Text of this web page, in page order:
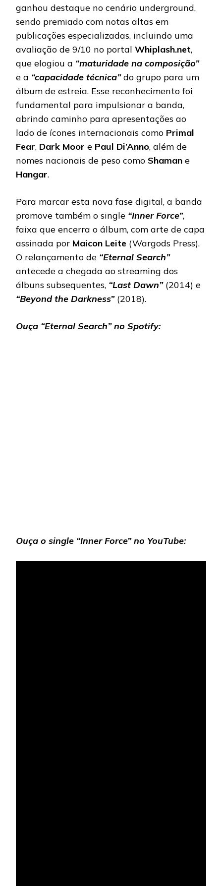
ganhou destaque no cenário underground,
sendo premiado com notas altas em
publicações especializadas, incluindo uma
avaliação de 9/10 no portal Whiplash.net,
que elogiou a “maturidade na composição”
e a “capacidade técnica”do grupo para um
álbum de estreia. Esse reconhecimento foi
fundamental para impulsionar a banda,
abrindo caminho para apresentações ao
lado de ícones internacionais como Primal
Fear, Dark Moor e Paul Di’Anno, além de
nomes nacionais de peso como Shaman e
Hangar.
Para marcar esta nova fase digital, a banda
promove também o single “Inner Force”,
faixa que encerra o álbum, com arte de capa
assinada por Maicon Leite (Wargods Press).
O relançamento de “Eternal Search”
antecede a chegada ao streaming dos
álbuns subsequentes, “Last Dawn”(2014) e
“Beyond the Darkness”(2018).
Ouça “Eternal Search” no Spotify:
Ouça o single “Inner Force” no YouTube: